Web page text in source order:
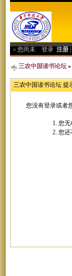
» 您尚未 登录 注册
三农中国读书论坛
三农中国读书论坛 提
您没有登录或者
您无
您还